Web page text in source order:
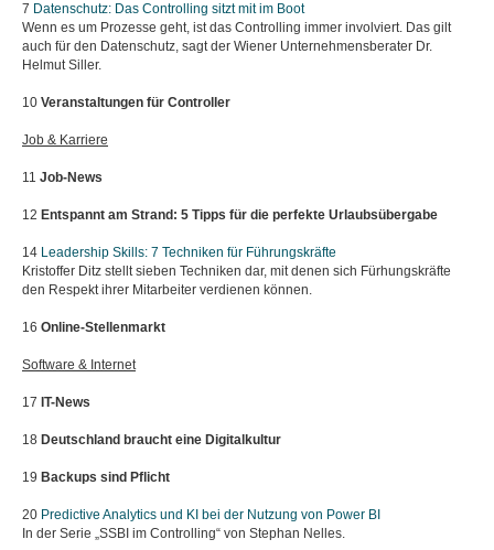
7 Datenschutz: Das Controlling sitzt mit im Boot
Wenn es um Prozesse geht, ist das Controlling immer involviert. Das gilt
auch für den Datenschutz, sagt der Wiener Unternehmensberater Dr.
Helmut Siller.
10 Veranstaltungen für Controller
Job & Karriere
11 Job-News
12 Entspannt am Strand: 5 Tipps für die perfekte Urlaubsübergabe
14 Leadership Skills: 7 Techniken für Führungskräfte
Kristoffer Ditz stellt sieben Techniken dar, mit denen sich Fürhungskräfte
den Respekt ihrer Mitarbeiter verdienen können.
16 Online-Stellenmarkt
Software & Internet
17 IT-News
18 Deutschland braucht eine Digitalkultur
19 Backups sind Pflicht
20 Predictive Analytics und KI bei der Nutzung von Power BI
In der Serie „SSBI im Controlling“ von Stephan Nelles.